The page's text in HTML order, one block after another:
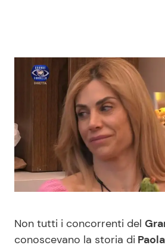
News Cinema
News Musica
News Spettacolo
Benessere
Casa
Moda e Style Dolci
Non tutti i concorrenti del
conoscevano la storia di